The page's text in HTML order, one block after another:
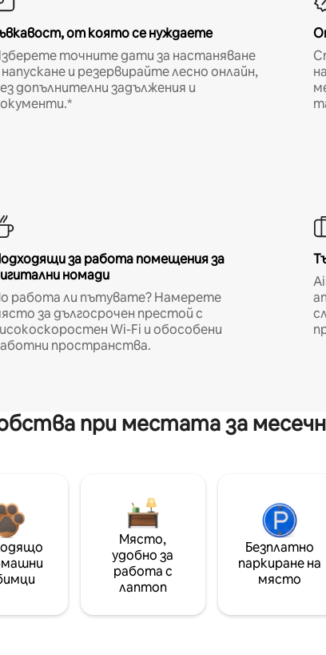
от която се нуждаете
точните дати за настаняване
напускане и резервирайте лесно онлайн,
допълнителни задължения и
за работа помещения за
номади
работа ли пътувате? Намерете
за дългосрочен престой с
Wi-Fi и обособени
пространства.
при местата за
Място,
удобно за
работа с
лаптоп
Безплатно
паркиране на
място